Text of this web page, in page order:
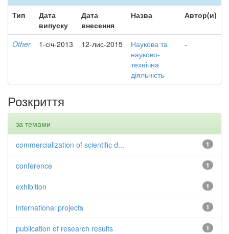
Тип
Дата
випуску
Дата
внесення
Назва Автор(и)
Other 1-січ-2013 12-лис-2015
Наукова та
науково-
технічна
діяльність
-
Розкриття
за темами
1
commercialization of scientific d...
1
conference
1
exhibition
1
international projects
1
publication of research results